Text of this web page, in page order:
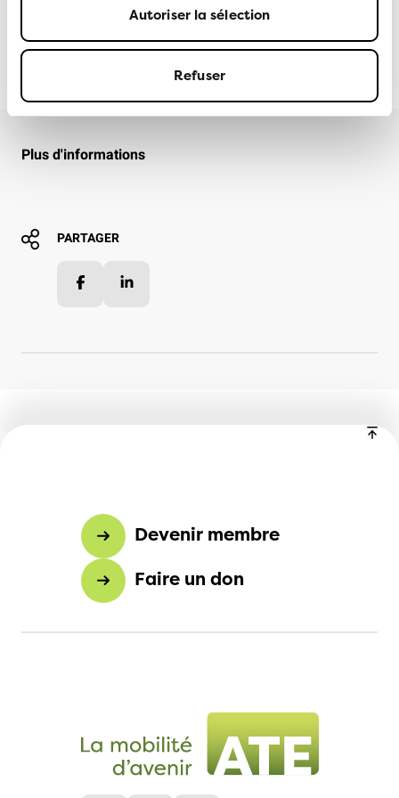
Autoriser la sélection
Refuser
ANDREAS KÄSERMANN 17 AOÛT 2023
Plus d'informations
PARTAGER
Facebook
Devenir membre
Faire un don